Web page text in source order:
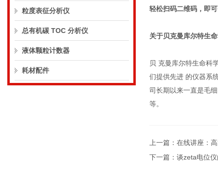
粒度表征分析仪
总有机碳 TOC 分析仪
液体颗粒计数器
耗材配件
轻松扫码二维码，即
关于贝克曼库尔特生
贝 克曼库尔特生命科
们提供先进 的仪器系
司长期以来一直是毛
等。
上一篇： 在线讲座：
下一篇： 谈zeta电位